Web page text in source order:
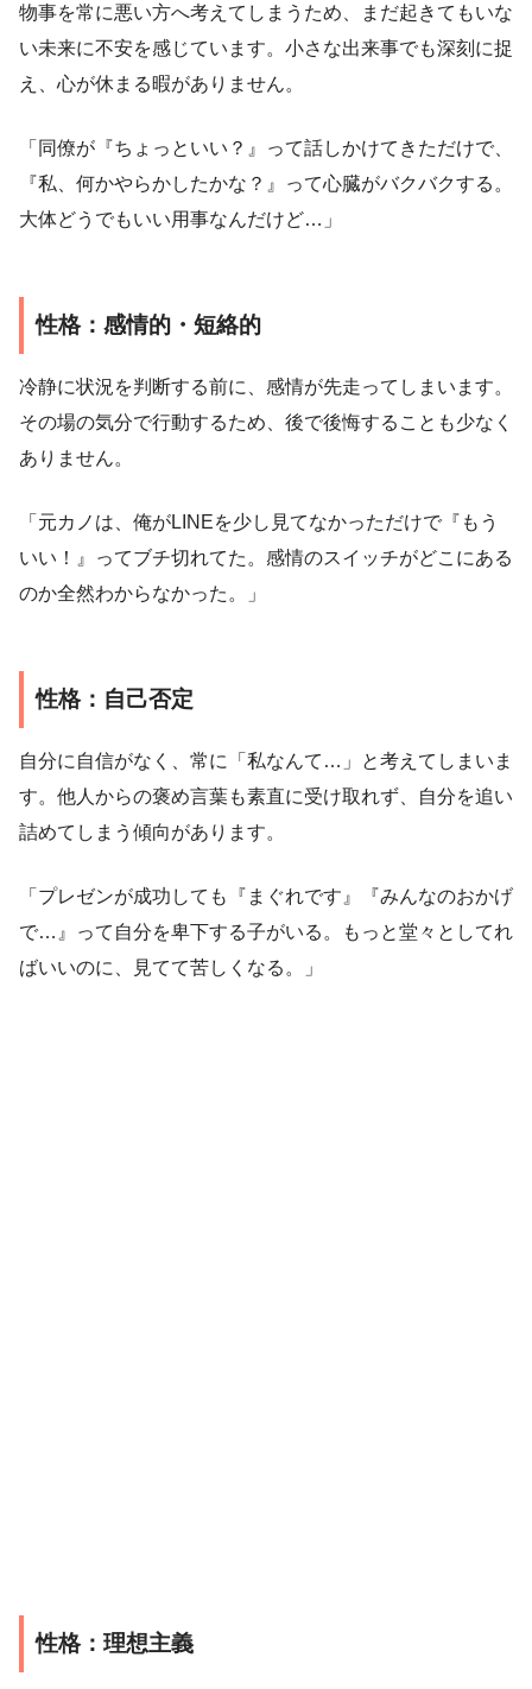
物事を常に悪い方へ考えてしまうため、まだ起きてもいな
い未来に不安を感じています。小さな出来事でも深刻に捉
え、心が休まる暇がありません。
「同僚が『ちょっといい？』って話しかけてきただけで、
『私、何かやらかしたかな？』って心臓がバクバクする。
大体どうでもいい用事なんだけど…」
性格：感情的・短絡的
冷静に状況を判断する前に、感情が先走ってしまいます。
その場の気分で行動するため、後で後悔することも少なく
ありません。
「元カノは、俺がLINEを少し見てなかっただけで『もう
いい！』ってブチ切れてた。感情のスイッチがどこにある
のか全然わからなかった。」
性格：自己否定
自分に自信がなく、常に「私なんて…」と考えてしまいま
す。他人からの褒め言葉も素直に受け取れず、自分を追い
詰めてしまう傾向があります。
「プレゼンが成功しても『まぐれです』『みんなのおかげ
で…』って自分を卑下する子がいる。もっと堂々としてれ
ばいいのに、見てて苦しくなる。」
性格：理想主義